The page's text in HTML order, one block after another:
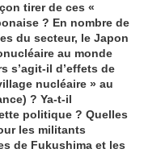
tirer de ces «
? En nombre de
du secteur, le Japon
au monde
s’agit-il d’effets de
nucléaire » au
? Ya-t-il
politique ? Quelles
les militants
de Fukushima et les